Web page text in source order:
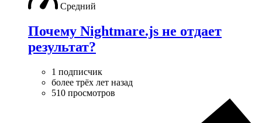
Средний
Почему Nightmare.js не отдает
результат?
1 подписчик
более трёх лет назад
510 просмотров